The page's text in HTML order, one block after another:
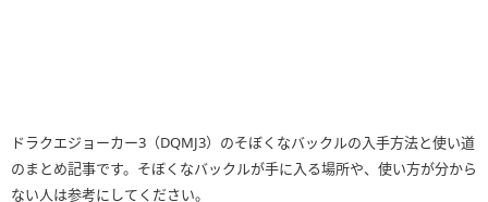
ドラクエジョーカー3（DQMJ3）のそぼくなバックルの入手方法と使い道
のまとめ記事です。そぼくなバックルが手に入る場所や、使い方が分から
ない人は参考にしてください。